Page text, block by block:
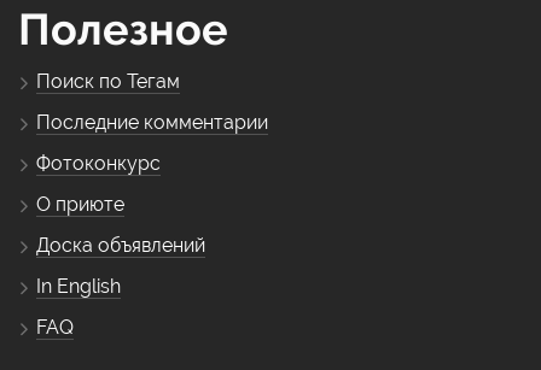
Полезное
Поиск по Тегам
Последние комментарии
Фотоконкурс
О приюте
Доска объявлений
In English
FAQ